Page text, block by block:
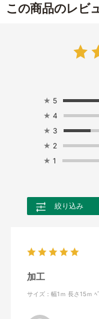
この商品のレビ
★ 5
★ 4
★ 3
★ 2
★ 1
絞り込み
加工
サイズ：幅1ｍ 長さ15ｍ